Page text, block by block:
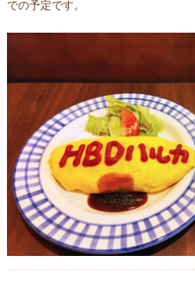
での予定です。